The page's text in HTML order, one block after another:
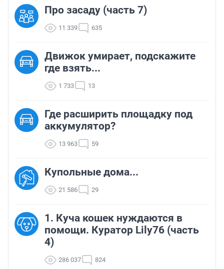
Про засаду (часть 7)
11 339 635
Движок умирает, подскажите
где взять...
1 733 13
Где расширить площадку под
аккумулятор?
13 963 59
Купольные дома...
21 586 29
1. Куча кошек нуждаются в
помощи. Куратор Lily76 (часть
4)
286 037 824